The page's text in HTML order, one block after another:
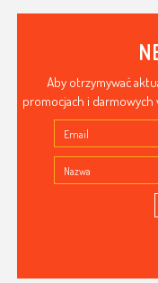
Aby otrzymywać
promocjach i